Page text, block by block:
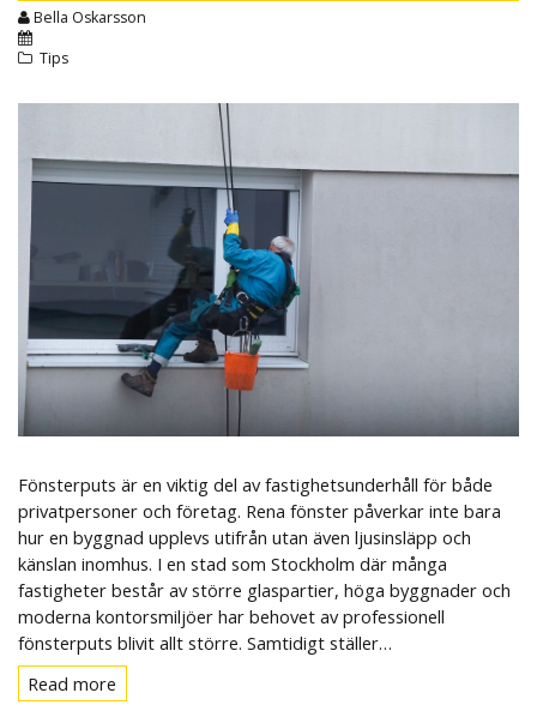
Bella Oskarsson
Tips
Fönsterputs är en viktig del av fastighetsunderhåll för både
privatpersoner och företag. Rena fönster påverkar inte bara
hur en byggnad upplevs utifrån utan även ljusinsläpp och
känslan inomhus. I en stad som Stockholm där många
fastigheter består av större glaspartier, höga byggnader och
moderna kontorsmiljöer har behovet av professionell
fönsterputs blivit allt större. Samtidigt ställer…
Read more
more